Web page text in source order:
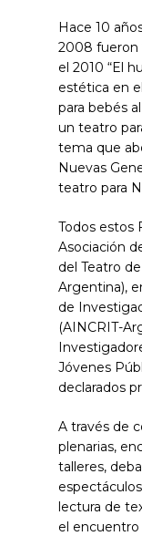
Hace 10
2008 fueron
el 2010 “El
estética en
para bebés
un teatro
tema que
Nuevas
teatro para
Todos estos
Asociación
del Teatro
Argentina),
de
(AINCRIT-
Jóvenes
declarados
A través de
plenarias,
talleres,
lectura de
el